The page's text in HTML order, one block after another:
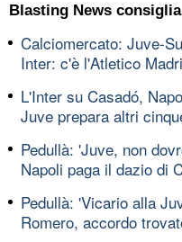
Blasting News consiglia
Calciomercato: Juve-
Inter: c'è l'Atletico
L'Inter su Casadó,
Juve prepara altri
Pedullà: 'Juve, non
Napoli paga il dazio di
Pedullà: 'Vicario alla
Romero, accordo